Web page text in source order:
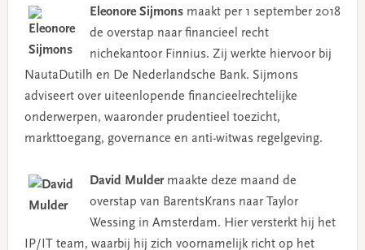
Eleonore Sijmonsmaakt per 1 september 2018
de overstap naar financieel recht
nichekantoor Finnius. Zij werkte hiervoor bij
NautaDutilh en De Nederlandsche Bank. Sijmons
adviseert over uiteenlopende financieelrechtelijke
onderwerpen, waaronder prudentieel toezicht,
markttoegang, governance en anti-witwas regelgeving.
David Muldermaakte deze maand de
overstap van BarentsKrans naar Taylor
Wessing in Amsterdam. Hier versterkt hij het
IP/IT team, waarbij hij zich voornamelijk richt op het